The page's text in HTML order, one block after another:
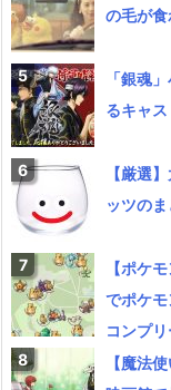
の毛が
「銀魂
るキャ
【厳選
ッツのま
【ポケ
でポケ
コンプリ
【魔法